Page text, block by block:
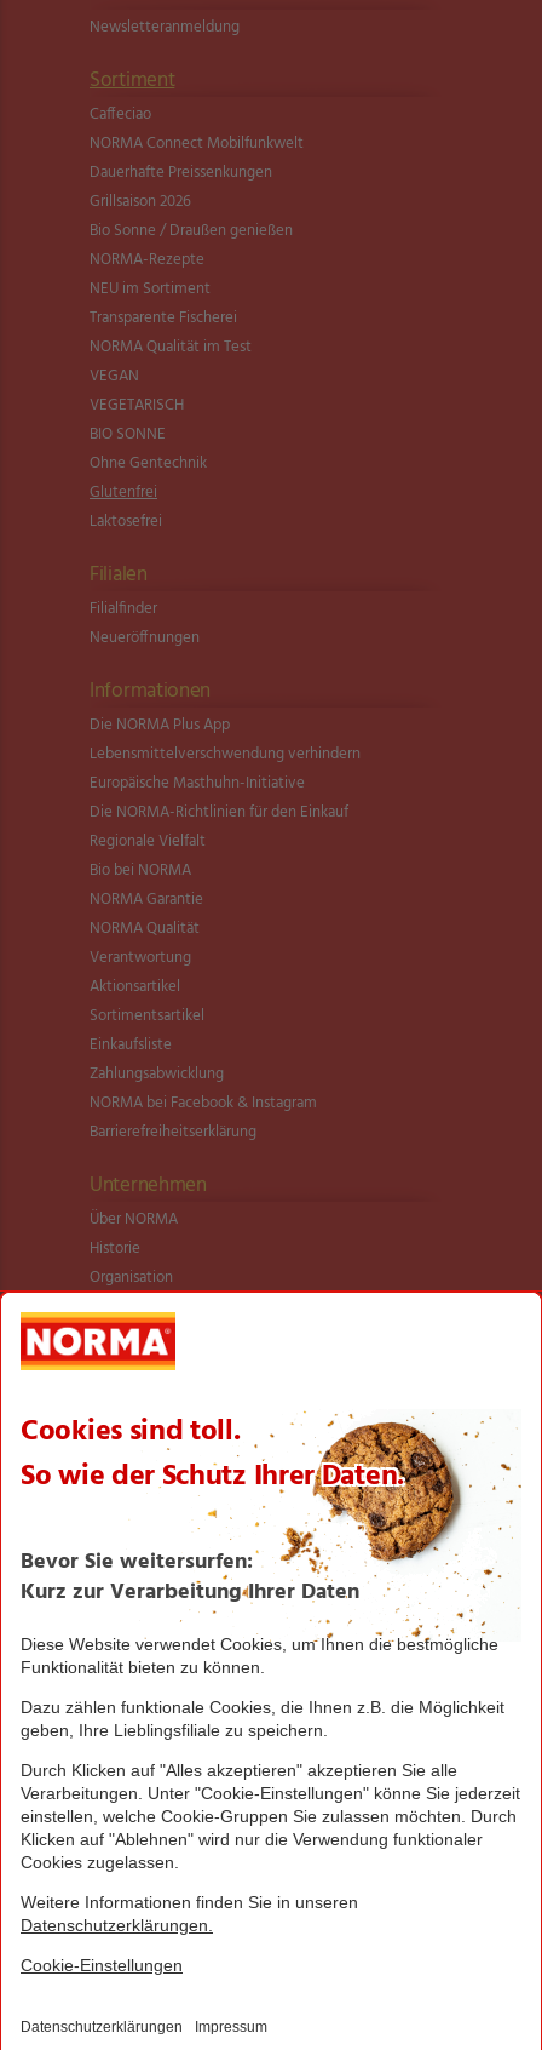
Newsletter­anmeldung
Sortiment
Caffeciao
NORMA Connect Mobilfunkwelt
Dauerhafte Preissenkungen
Grillsaison 2026
Bio Sonne / Draußen genießen
NORMA-Rezepte
NEU im Sortiment
Transparente Fischerei
NORMA Qualität im Test
VEGAN
VEGETARISCH
BIO SONNE
Ohne Gentechnik
Glutenfrei
Laktosefrei
Filialen
Filialfinder
Neueröffnungen
Informationen
Die NORMA Plus App
Lebensmittel­verschwendung verhindern
Europäische Masthuhn-Initiative
Die NORMA-Richtlinien für den Einkauf
Regionale Vielfalt
Bio bei NORMA
NORMA Garantie
NORMA Qualität
Verantwortung
Aktionsartikel
Sortimentsartikel
Einkaufsliste
Zahlungsabwicklung
NORMA bei Facebook & Instagram
Barrierefreiheitserklärung
Unternehmen
Über NORMA
Historie
Organisation
International
Logistik
Filialnetz
Karriere
Verantwortung/CSR
NORMA News
Seite drucken
Nach oben
Greifen Sie schnell zu! Alle angegebenen Preise in
Irrtümer durch Schreib-, Programmier- und
Datenübertragungsfehler sind vorbehalten.
© 2016 - 2026 NORMA Lebensmittelfilialbetrieb
Stiftung & Co. KG
Sitemap Kontakt
Barrierefreiheitserklärung Compliance